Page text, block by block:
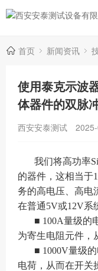
首页 新闻资讯
使用泰克示波
体器件的双脉
西安安泰测试
我们将高功率
的器件，这相当于
务的高电压、高电
在普通5V或12V系
■ 100A量级的
为寄生电阻元件，
■ 1000V量级
电荷，从而在开关